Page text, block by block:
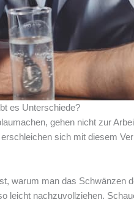
es Unterschiede?
gehen nicht zur
erschleichen sich mit diesem
warum man das Schwänzen
leicht nachzuvollziehen.